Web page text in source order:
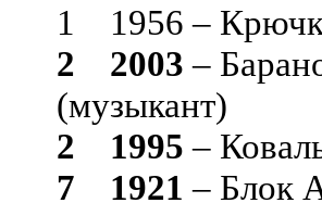
1 1956 –
2 2003 –
(музыкант)
2 1995 –
7 1921 – Блок